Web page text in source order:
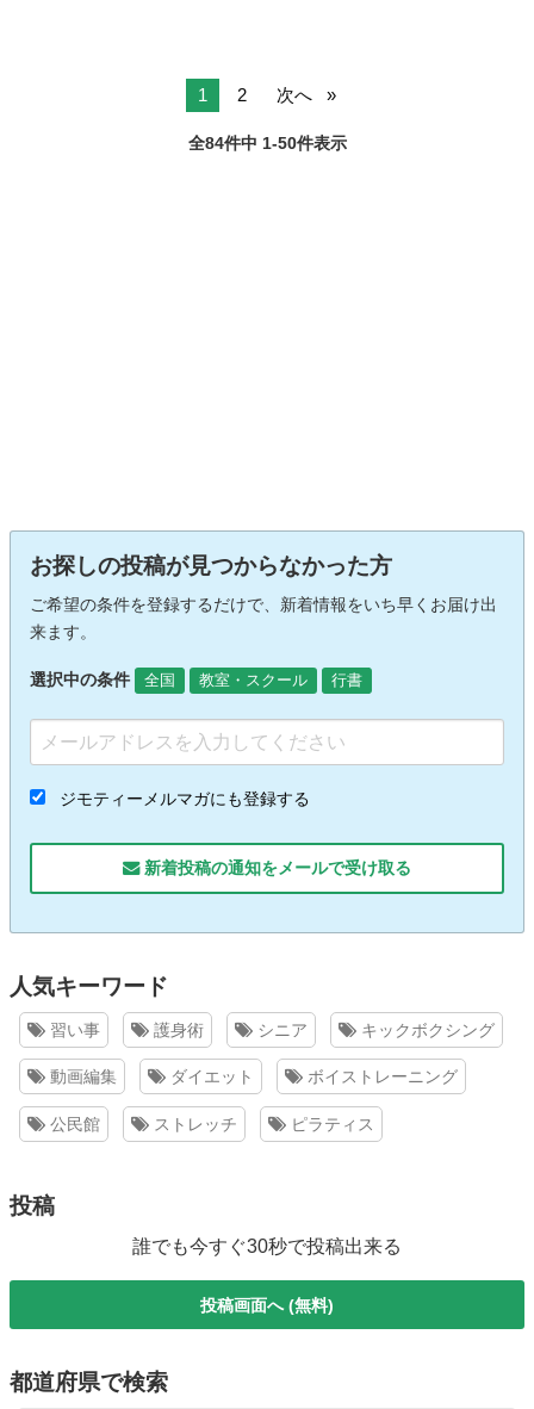
1 2 次へ
全84件中 1-50件表示
お探しの投稿が見つからなかった方
ご希望の条件を登録するだけで、新着情報をいち早くお届け出
来ます。
選択中の条件 全国 教室・スクール 行書
ジモティーメルマガにも登録する
新着投稿の通知をメールで受け取る
人気キーワード
習い事 護身術 シニア キックボクシング
動画編集 ダイエット ボイストレーニング
公民館 ストレッチ ピラティス
投稿
誰でも今すぐ30秒で投稿出来る
投稿画面へ (無料)
都道府県で検索